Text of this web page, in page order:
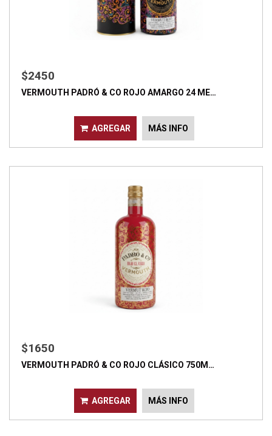
$2450
VERMOUTH PADRÓ & CO ROJO AMARGO 24 ME…
AGREGAR MÁS INFO
$1650
VERMOUTH PADRÓ & CO ROJO CLÁSICO 750M…
AGREGAR MÁS INFO